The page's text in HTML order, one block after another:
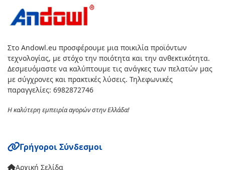
Στο Andowl.eu προσφέρουμε μια ποικιλία προϊόντων
τεχνολογίας, με στόχο την ποιότητα και την ανθεκτικότητα.
Δεσμευόμαστε να καλύπτουμε τις ανάγκες των πελατών μας
με σύγχρονες και πρακτικές λύσεις. Τηλεφωνικές
παραγγελίες: 6982872746
Η καλύτερη εμπειρία αγορών στην Ελλάδα!
Γρήγοροι Σύνδεσμοι
Αρχική Σελίδα